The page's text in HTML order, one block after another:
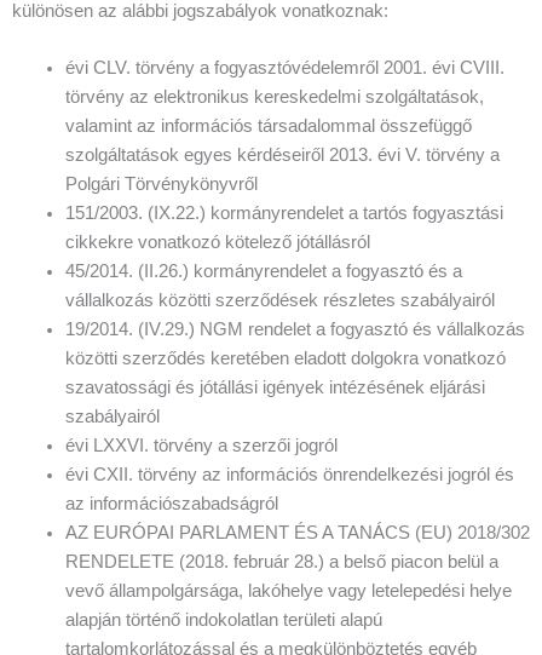
különösen az alábbi jogszabályok vonatkoznak:
évi CLV. törvény a fogyasztóvédelemről 2001. évi CVIII.
törvény az elektronikus kereskedelmi szolgáltatások,
valamint az információs társadalommal összefüggő
szolgáltatások egyes kérdéseiről 2013. évi V. törvény a
Polgári Törvénykönyvről
151/2003. (IX.22.) kormányrendelet a tartós fogyasztási
cikkekre vonatkozó kötelező jótállásról
45/2014. (II.26.) kormányrendelet a fogyasztó és a
vállalkozás közötti szerződések részletes szabályairól
19/2014. (IV.29.) NGM rendelet a fogyasztó és vállalkozás
közötti szerződés keretében eladott dolgokra vonatkozó
szavatossági és jótállási igények intézésének eljárási
szabályairól
évi LXXVI. törvény a szerzői jogról
évi CXII. törvény az információs önrendelkezési jogról és
az információszabadságról
AZ EURÓPAI PARLAMENT ÉS A TANÁCS (EU) 2018/302
RENDELETE (2018. február 28.) a belső piacon belül a
vevő állampolgársága, lakóhelye vagy letelepedési helye
alapján történő indokolatlan területi alapú
tartalomkorlátozással és a megkülönböztetés egyéb